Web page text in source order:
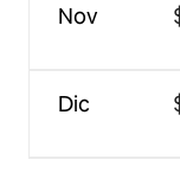
Nov
Dic